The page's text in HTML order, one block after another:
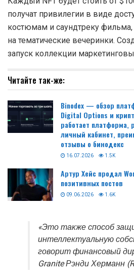
получат привилегии в виде
костюмам и саундтреку
на тематические вечеринки.
запуск коллекции
Читайте так-же:
Binodex — обзор
Digital Options и
работает платформа,
личный кабинет,
отзывы о бинодекс
16.07.2026 1.5K
Артур Хейс продал
позитивных постов
09.06.2026 1.6K
«Это также способ
интеллектуальную
говорит финансовый
Granite Рэнди Херманн